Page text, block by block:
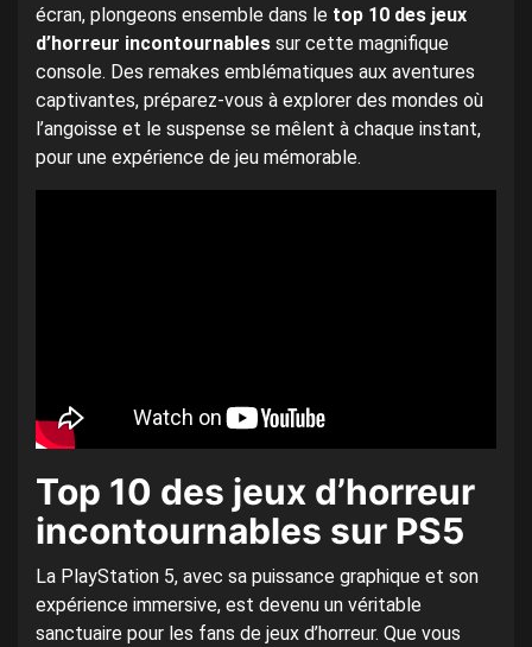
écran, plongeons ensemble dans le top 10 des jeux
d’horreur incontournables sur cette magnifique
console. Des remakes emblématiques aux aventures
captivantes, préparez-vous à explorer des mondes où
l’angoisse et le suspense se mêlent à chaque instant,
pour une expérience de jeu mémorable.
Top 10 des jeux d’horreur
incontournables sur PS5
La PlayStation 5, avec sa puissance graphique et son
expérience immersive, est devenu un véritable
sanctuaire pour les fans de jeux d’horreur. Que vous